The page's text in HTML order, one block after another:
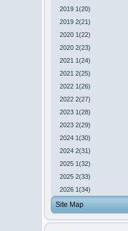
2019 1(20)
2019 2(21)
2020 1(22)
2020 2(23)
2021 1(24)
2021 2(25)
2022 1(26)
2022 2(27)
2023 1(28)
2023 2(29)
2024 1(30)
2024 2(31)
2025 1(32)
2025 2(33)
2026 1(34)
Site Map